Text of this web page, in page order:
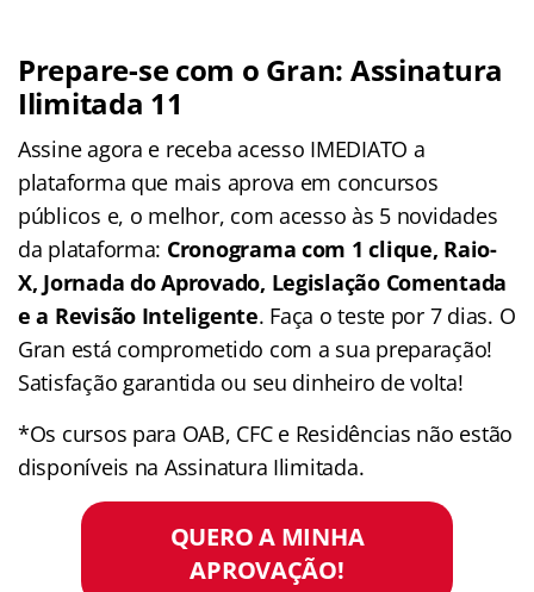
Prepare-se com o Gran: Assinatura
Ilimitada 11
Assine agora e receba acesso IMEDIATO a
plataforma que mais aprova em concursos
públicos e, o melhor, com acesso às 5 novidades
da plataforma: Cronograma com 1 clique, Raio-
X, Jornada do Aprovado, Legislação Comentada
e a Revisão Inteligente. Faça o teste por 7 dias. O
Gran está comprometido com a sua preparação!
Satisfação garantida ou seu dinheiro de volta!
*Os cursos para OAB, CFC e Residências não estão
disponíveis na Assinatura Ilimitada.
QUERO A MINHA
APROVAÇÃO!